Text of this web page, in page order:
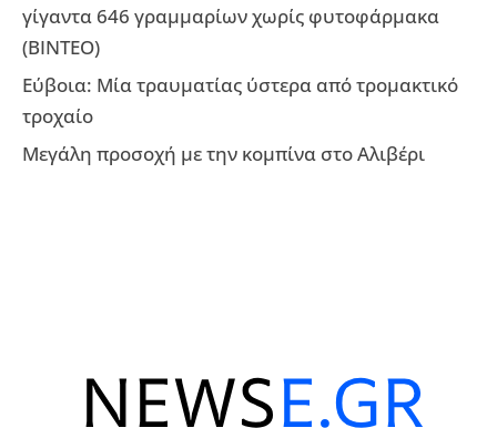
γίγαντα 646 γραμμαρίων χωρίς φυτοφάρμακα
(ΒΙΝΤΕΟ)
Εύβοια: Μία τραυματίας ύστερα από τρομακτικό
τροχαίο
Μεγάλη προσοχή με την κομπίνα στο Αλιβέρι